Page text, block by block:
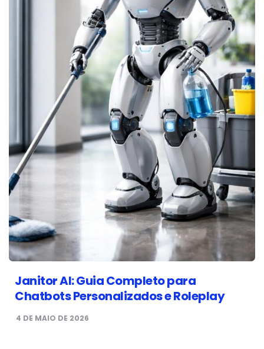
Janitor AI: Guia Completo para
Chatbots Personalizados e Roleplay
4 DE MAIO DE 2026